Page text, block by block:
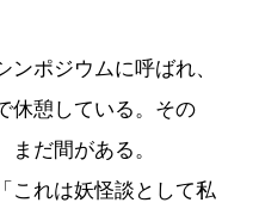
ポジウムに呼ばれ、
休憩している。その
だ間がある。
これは妖怪談として私